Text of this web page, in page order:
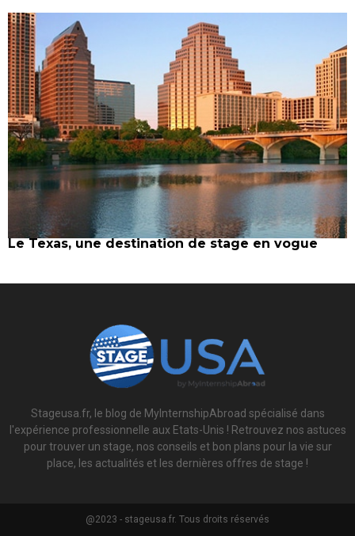
Le Texas, une destination de stage en vogue
Stageusa.fr, le blog de MyInternshipAbroad spécialisé dans
l'expérience professionnelle aux Etats-Unis ! Retrouvez nos astuces
pour trouver un stage, nos conseils et bon plans pour la vie sur
place, les actualités et les dernières offres de stage !
@2023 - stageusa.fr. Tous droits réservés